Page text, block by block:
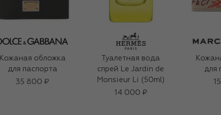
Кожаная обложка
для паспорта
35 800 ₽
Туалетная вода
спрей Le Jardin de
Monsieur Li (50ml)
14 000 ₽
для